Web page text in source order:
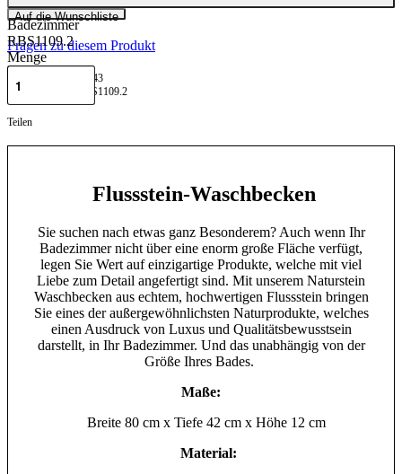
rechteckig WC
Badezimmer
RBS1109.2
Menge
Auf die Wunschliste
Fragen zu diesem Produkt
GTIN: 788400334443
RBS1109.2
Teilen
Flussstein-Waschbecken
Sie suchen nach etwas ganz Besonderem? Auch wenn Ihr
Badezimmer nicht über eine enorm große Fläche verfügt,
legen Sie Wert auf einzigartige Produkte, welche mit viel
Liebe zum Detail angefertigt sind. Mit unserem Naturstein
Waschbecken aus echtem, hochwertigen Flussstein bringen
Sie eines der außergewöhnlichsten Naturprodukte, welches
einen Ausdruck von Luxus und Qualitätsbewusstsein
darstellt, in Ihr Badezimmer. Und das unabhängig von der
Größe Ihres Bades.
Maße:
Breite 80 cm x Tiefe 42 cm x Höhe 12 cm
Material: